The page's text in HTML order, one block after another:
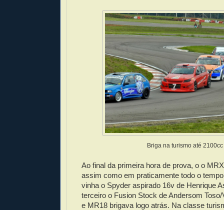
Briga na turismo até 2100cc
Ao final da primeira hora de prova, o o
assim como em praticamente todo o
vinha o Spyder aspirado 16v de Henrique
terceiro o Fusion Stock de Andersom
e MR18 brigava logo atrás. Na classe